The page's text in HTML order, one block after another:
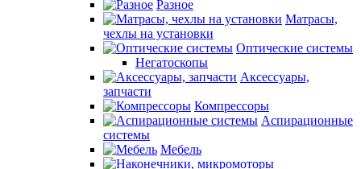
Разное
Матрасы,
чехлы на установки
Оптические системы
Негатоскопы
Аксессуары,
запчасти
Компрессоры
Аспирационные
системы
Мебель